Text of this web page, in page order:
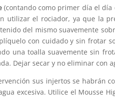
(contando como primer día el día
utilizar el rociador, ya que la
del mismo suavemente
con cuidado y sin frotar
una toalla suavemente sin
Dejar secar y no eliminar con
sus injertos se habrán
excesiva. Utilice el Mousse